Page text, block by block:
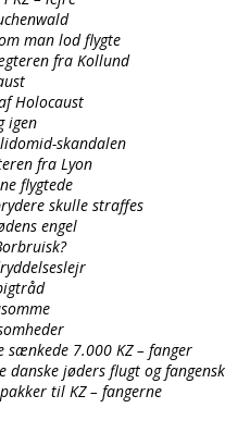
man lod flygte
fra Kollund
Holocaust
igen
skandalen
fra Lyon
flygtede
skulle straffes
engel
sænkede 7.000 KZ – fanger
danske jøders flugt og
til KZ – fangerne